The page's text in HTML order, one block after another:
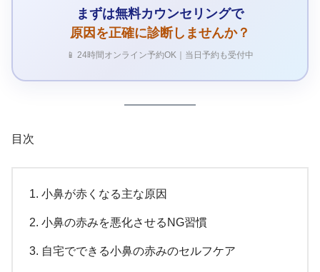
まずは無料カウンセリングで
原因を正確に診断しませんか？
📱 24時間オンライン予約OK｜当日予約も受付中
目次
小鼻が赤くなる主な原因
小鼻の赤みを悪化させるNG習慣
自宅でできる小鼻の赤みのセルフケア